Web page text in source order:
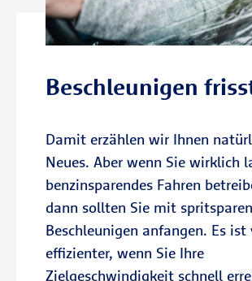
Beschleunigen
Damit erzählen wir Ihnen
Neues. Aber wenn Sie wirklich
benzinsparendes Fahren
dann sollten Sie mit
Beschleunigen anfangen. Es ist
effizienter, wenn Sie Ihre
Zielgeschwindigkeit schnell